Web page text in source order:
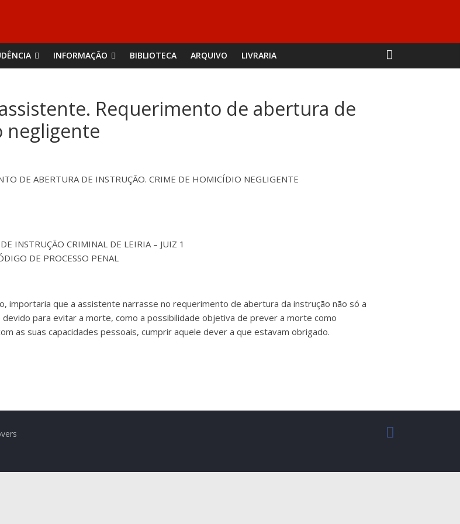
INFORMAÇÃO BIBLIOTECA ARQUIVO LIVRARIA
Requerimento de abertura de
negligente
DE ABERTURA DE INSTRUÇÃO. CRIME DE HOMICÍDIO NEGLIGENTE
INSTRUÇÃO CRIMINAL DE LEIRIA – JUIZ 1
DE PROCESSO PENAL
importaria que a assistente narrasse no requerimento de abertura da instrução não só a
para evitar a morte, como a possibilidade objetiva de prever a morte como
as suas capacidades pessoais, cumprir aquele dever a que estavam obrigado.